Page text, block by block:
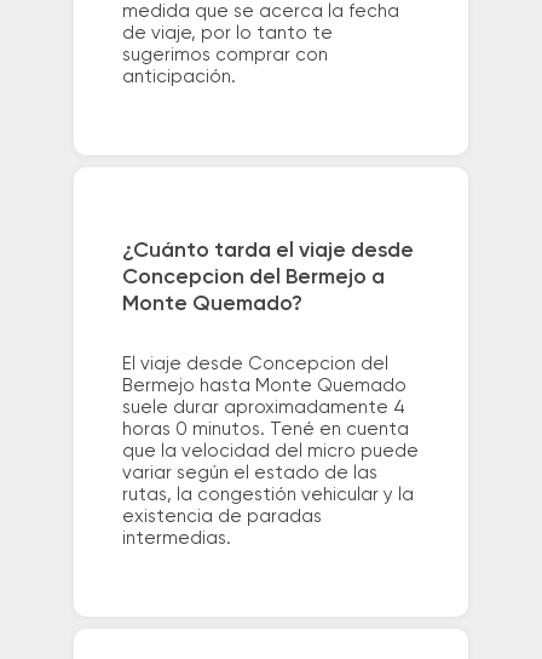
medida que se acerca la fecha
de viaje, por lo tanto te
sugerimos comprar con
anticipación.
¿Cuánto tarda el viaje desde
Concepcion del Bermejo a
Monte Quemado?
El viaje desde Concepcion del
Bermejo hasta Monte Quemado
suele durar aproximadamente 4
horas 0 minutos. Tené en cuenta
que la velocidad del micro puede
variar según el estado de las
rutas, la congestión vehicular y la
existencia de paradas
intermedias.